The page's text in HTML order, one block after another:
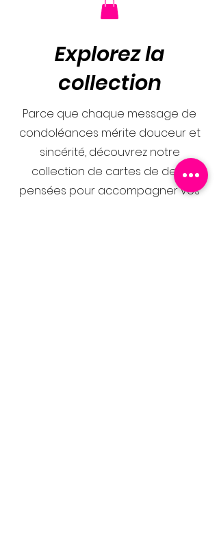
Explorez la
collection
Parce que chaque message de
condoléances mérite douceur et
sincérité, découvrez notre
collection de cartes de deuil
pensées pour accompagner vos